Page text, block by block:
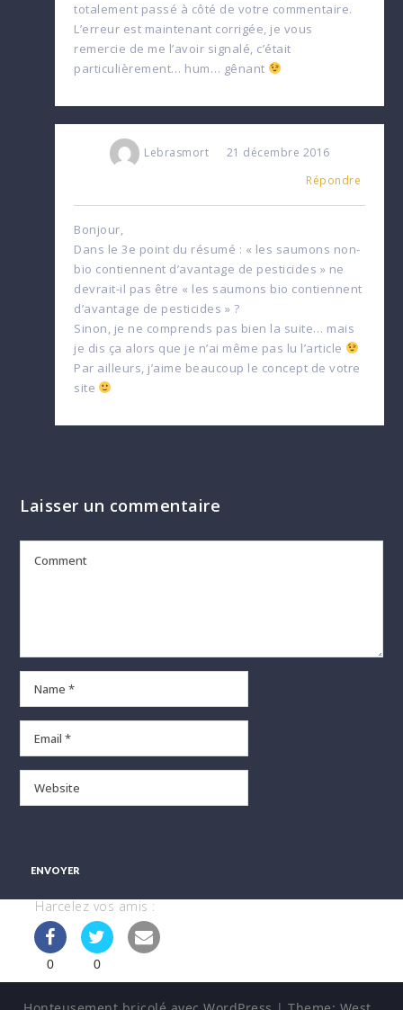
totalement passé à côté de votre commentaire.
L’erreur est maintenant corrigée, je vous
remercie de me l’avoir signalé, c’était
particulièrement… hum… gênant
Lebrasmort
21 décembre 2016
Répondre
Bonjour,
Dans le 3e point du résumé : « les saumons non-
bio contiennent d’avantage de pesticides » ne
devrait-il pas être « les saumons bio contiennent
d’avantage de pesticides » ?
Sinon, je ne comprends pas bien la suite… mais
je dis ça alors que je n’ai même pas lu l’article
Par ailleurs, j’aime beaucoup le concept de votre
site
Laisser un commentaire
Harcelez vos amis :
0 0